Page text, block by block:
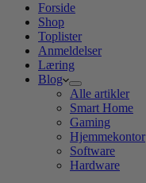
Forside
Shop
Toplister
Anmeldelser
Læring
Blog
Alle artikler
Smart Home
Gaming
Hjemmekontor
Software
Hardware